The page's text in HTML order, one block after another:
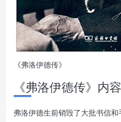
《弗洛伊德传》
《弗洛伊德传》内
弗洛伊德生前销毁了大批书信